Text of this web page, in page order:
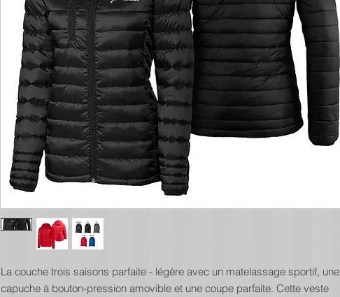
La couche trois saisons parfaite - légère avec un matelassage sportif, une
capuche à bouton-pression amovible et une coupe parfaite. Cette veste